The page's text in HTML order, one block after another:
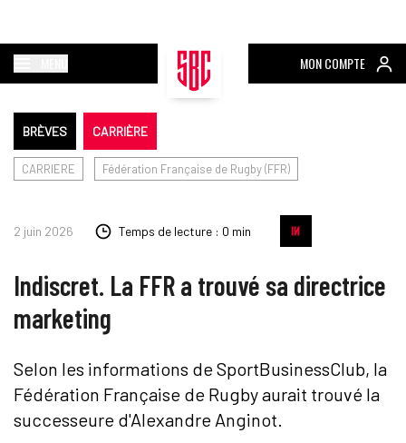
MON COMPTE
BRÈVES CARRIÈRE
CARRIERE Fédération Française de Rugby (FFR)
2 juin 2026 Temps de lecture : 0 min
Indiscret. La FFR a trouvé sa directrice
marketing
Selon les informations de SportBusinessClub, la
Fédération Française de Rugby aurait trouvé la
successeure d'Alexandre Anginot.